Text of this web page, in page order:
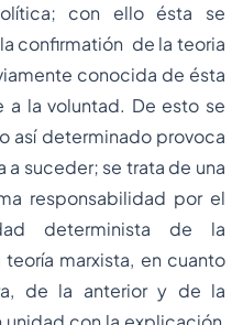
con ello ésta se
confirmatión de la teoria
conocida de ésta
a la voluntad. De esto se
así determinado provoca
suceder; se trata de una
responsabilidad por el
determinista de la
teoría marxista, en cuanto
de la anterior y de la